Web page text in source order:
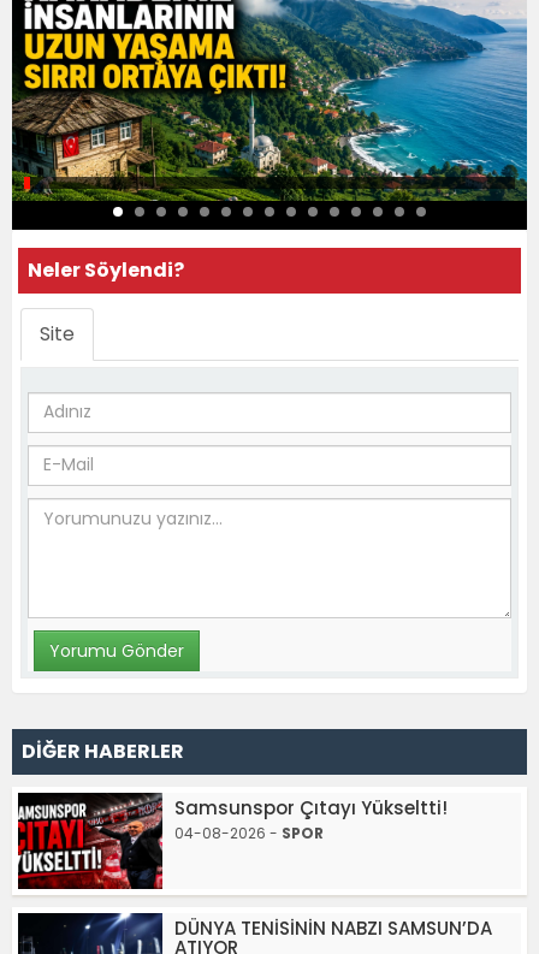
Neler Söylendi?
Site
DİĞER HABERLER
Samsunspor Çıtayı Yükseltti!
04-08-2026 - SPOR
DÜNYA TENİSİNİN NABZI SAMSUN’DA
ATIYOR